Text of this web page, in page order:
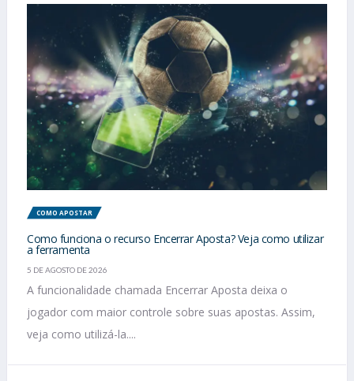
COMO APOSTAR
Como funciona o recurso Encerrar Aposta? Veja como utilizar
a ferramenta
5 DE AGOSTO DE 2026
A funcionalidade chamada Encerrar Aposta deixa o
jogador com maior controle sobre suas apostas. Assim,
veja como utilizá-la....